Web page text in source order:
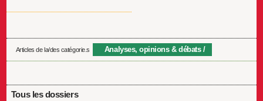
Articles de la/des catégorie.s Analyses, opinions & débats
Tous les dossiers